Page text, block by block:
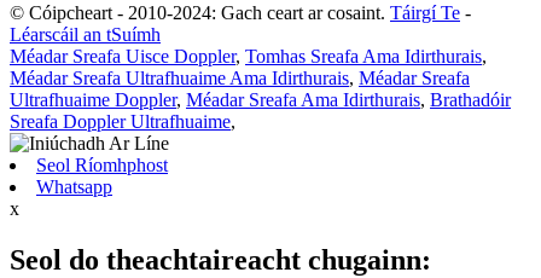
© Cóipcheart - 2010-2024: Gach ceart ar cosaint. Táirgí Te -
Léarscáil an tSuímh
Méadar Sreafa Uisce Doppler, Tomhas Sreafa Ama Idirthurais,
Méadar Sreafa Ultrafhuaime Ama Idirthurais, Méadar Sreafa
Ultrafhuaime Doppler, Méadar Sreafa Ama Idirthurais, Brathadóir
Sreafa Doppler Ultrafhuaime,
Seol Ríomhphost
Whatsapp
x
Seol do theachtaireacht chugainn: